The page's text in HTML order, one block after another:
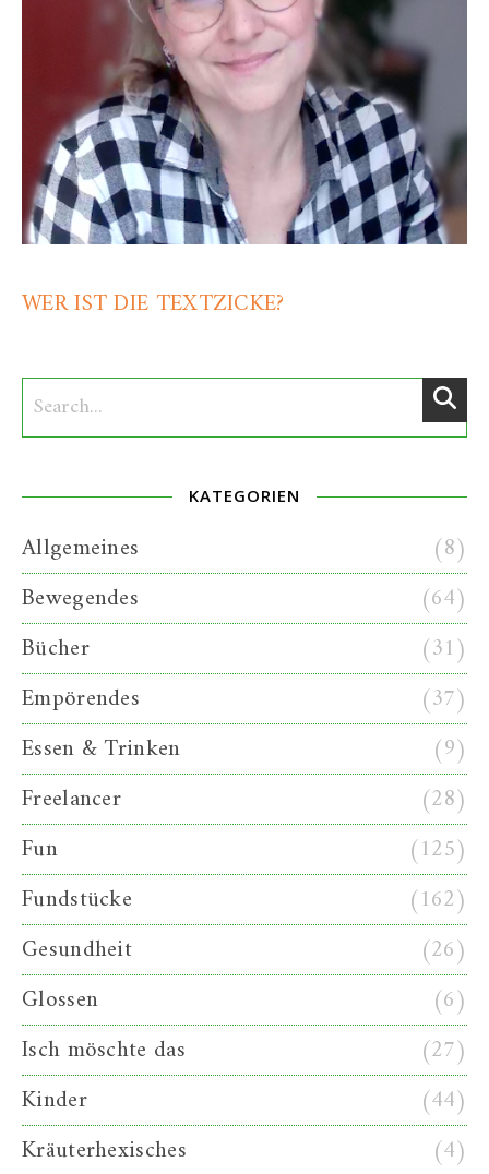
WER IST DIE TEXTZICKE?
KATEGORIEN
Allgemeines
(8)
Bewegendes
(64)
Bücher
(31)
Empörendes
(37)
Essen & Trinken
(9)
Freelancer
(28)
Fun
(125)
Fundstücke
(162)
Gesundheit
(26)
Glossen
(6)
Isch möschte das
(27)
Kinder
(44)
Kräuterhexisches
(4)